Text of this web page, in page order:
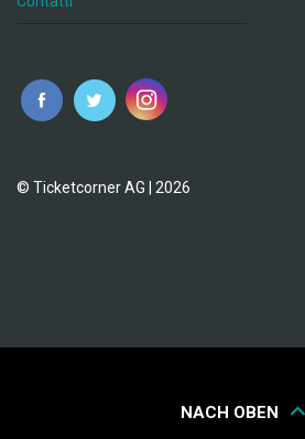
© Ticketcorner AG | 2026
NACH OBEN